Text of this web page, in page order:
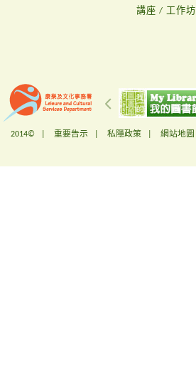
講座 / 工作坊
2014© | 重要告示 私隱政策 網站地圖